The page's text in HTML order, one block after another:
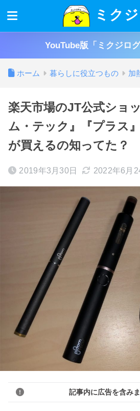
ミク
YouTube版「ミクジロ
ホーム 暮らしに役立つもの 加
楽天市場のJT公式ショ
ム・テック』『プラス
が買えるの知ってた？
2019年3月30日 2022年6月
記事内に広告を含み